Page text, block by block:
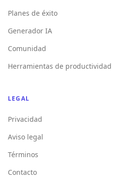
Planes de éxito
Generador IA
Comunidad
Herramientas de productividad
LEGAL
Privacidad
Aviso legal
Términos
Contacto